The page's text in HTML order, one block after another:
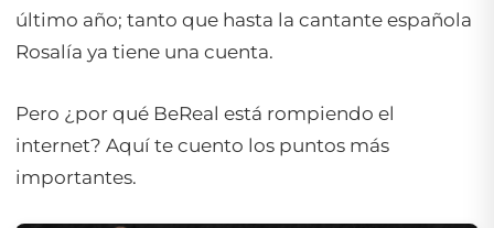
último año; tanto que hasta la cantante española
Rosalía ya tiene una cuenta.
Pero ¿por qué BeReal está rompiendo el
internet? Aquí te cuento los puntos más
importantes.